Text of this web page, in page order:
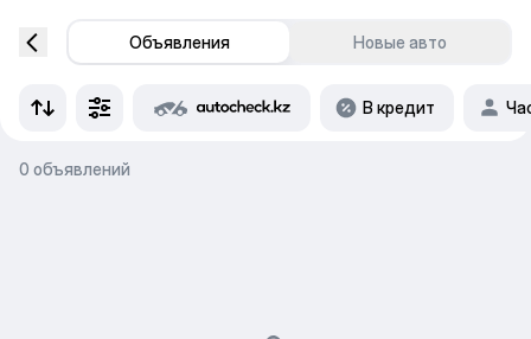
Объявления Новые авто
В кредит
0 объявлений